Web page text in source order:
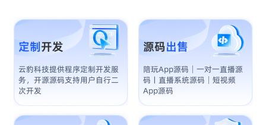
定制开发
云豹科技提供程序定制开发服
务，开源源码支持用户自行二
次开发
源码出售
陪玩app源码│一对一直播源
码丨直播系统源码│短视频
App源码